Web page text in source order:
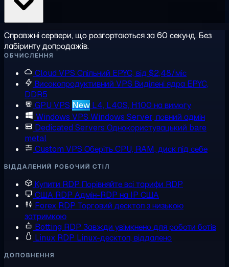
Справжні сервери, що розгортаються за 60 секунд. Без
лабіринту допродажів.
ОБЧИСЛЕННЯ
Cloud VPS Спільний EPYC, від $2,48/міс
Високопродуктивний VPS Виділені ядра EPYC,
DDR5
GPU VPS New L4, L40S, H100 на вимогу
Windows VPS Windows Server, повний адмін
Dedicated Servers Однокористувацький bare
metal
Custom VPS Оберіть CPU, RAM, диск під себе
ВІДДАЛЕНИЙ РОБОЧИЙ СТІЛ
Купити RDP Порівняйте всі тарифи RDP
США RDP Адмін-RDP на IP США
Forex RDP Торговий десктоп з низькою
затримкою
Botting RDP Завжди увімкнено для роботи ботів
Linux RDP Linux-десктоп, віддалено
ДОПОВНЕННЯ